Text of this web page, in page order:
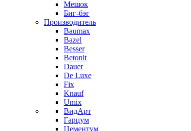
Мешок
Биг-бэг
Производитель
Baumax
Bazel
Besser
Betonit
Dauer
De Luxe
Fix
Knauf
Umix
ВидАрт
Гарцум
Цементум